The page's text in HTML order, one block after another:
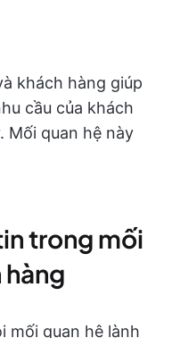
khách hàng giúp
cầu của khách
Mối quan hệ này
trong mối
hàng
mối quan hệ lành